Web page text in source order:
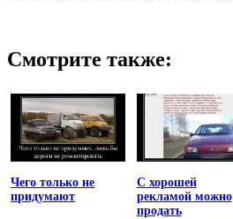
Смотрите также:
Чего только не
придумают
С хорошей
рекламой можно
продать